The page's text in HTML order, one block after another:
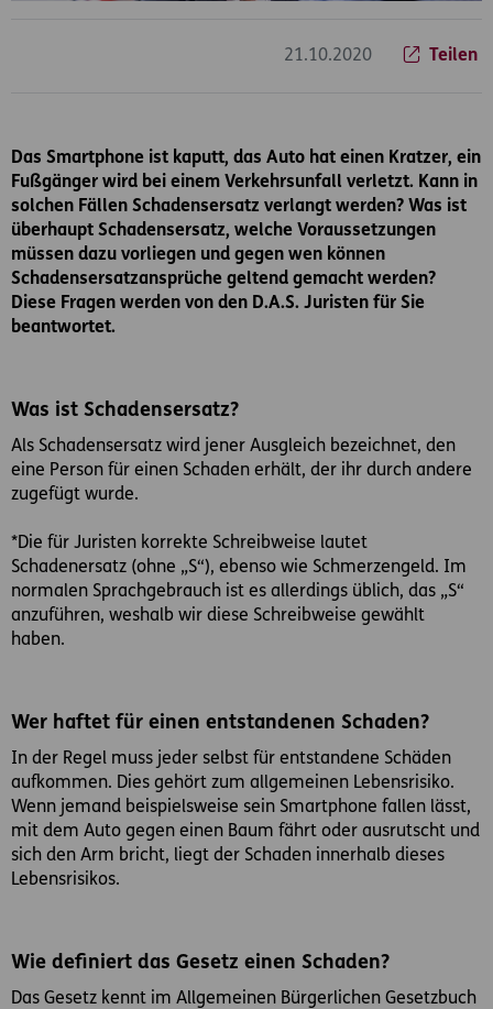
21.10.2020 Teilen
Das Smartphone ist kaputt, das Auto hat einen Kratzer, ein
Fußgänger wird bei einem Verkehrsunfall verletzt. Kann in
solchen Fällen Schadensersatz verlangt werden? Was ist
überhaupt Schadensersatz, welche Voraussetzungen
müssen dazu vorliegen und gegen wen können
Schadensersatzansprüche geltend gemacht werden?
Diese Fragen werden von den D.A.S. Juristen für Sie
beantwortet.
Was ist Schadensersatz?
Als Schadensersatz wird jener Ausgleich bezeichnet, den
eine Person für einen Schaden erhält, der ihr durch andere
zugefügt wurde.
*Die für Juristen korrekte Schreibweise lautet
Schadenersatz (ohne „S“), ebenso wie Schmerzengeld. Im
normalen Sprachgebrauch ist es allerdings üblich, das „S“
anzuführen, weshalb wir diese Schreibweise gewählt
haben.
Wer haftet für einen entstandenen Schaden?
In der Regel muss jeder selbst für entstandene Schäden
aufkommen. Dies gehört zum allgemeinen Lebensrisiko.
Wenn jemand beispielsweise sein Smartphone fallen lässt,
mit dem Auto gegen einen Baum fährt oder ausrutscht und
sich den Arm bricht, liegt der Schaden innerhalb dieses
Lebensrisikos.
Wie definiert das Gesetz einen Schaden?
Das Gesetz kennt im Allgemeinen Bürgerlichen Gesetzbuch